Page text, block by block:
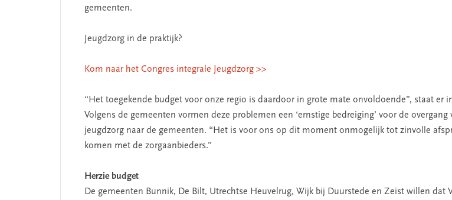
gemeenten.
Jeugdzorg in de praktijk?
Kom naar het Congres integrale Jeugdzorg >>
“Het toegekende budget voor onze regio is daardoor in grote mate onvoldoende”, staat er
Volgens de gemeenten vormen deze problemen een ‘ernstige bedreiging’ voor de overgang
jeugdzorg naar de gemeenten. “Het is voor ons op dit moment onmogelijk tot zinvolle
komen met de zorgaanbieders.”
Herzie budget
De gemeenten Bunnik, De Bilt, Utrechtse Heuvelrug, Wijk bij Duurstede en Zeist willen dat